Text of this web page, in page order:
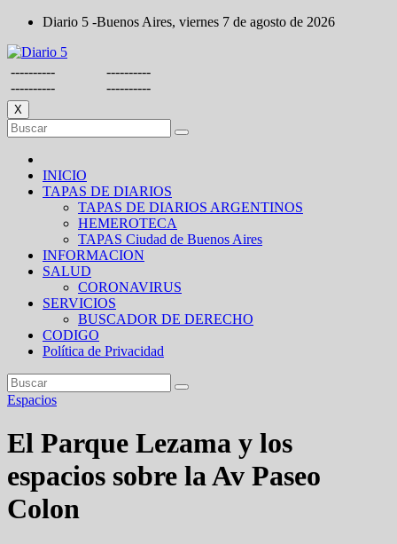
Saltar
contenido
Diario 5 -Buenos Aires, viernes 7 de agosto de 2026
----------
----------
----------
----------
X
INICIO
TAPAS DE DIARIOS
TAPAS DE DIARIOS ARGENTINOS
HEMEROTECA
TAPAS Ciudad de Buenos Aires
INFORMACION
SALUD
CORONAVIRUS
SERVICIOS
BUSCADOR DE DERECHO
CODIGO
Política de Privacidad
Espacios
El Parque Lezama y los
espacios sobre la Av Paseo
Colon